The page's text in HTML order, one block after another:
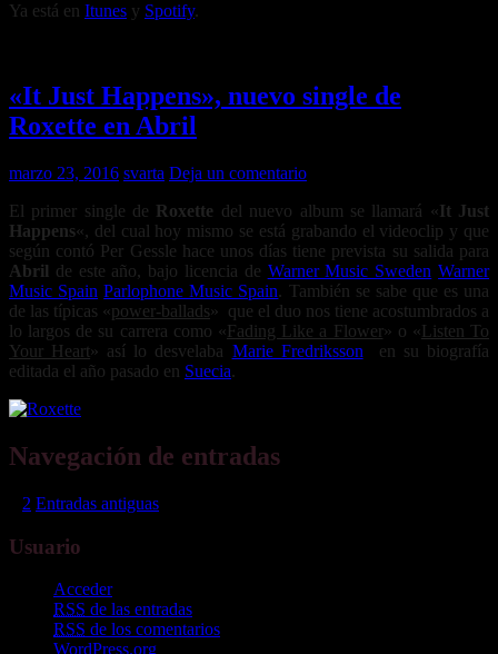
Ya está en Itunes y Spotify.
«It Just Happens», nuevo single de
Roxette en Abril
marzo 23, 2016 svarta Deja un comentario
El primer single de Roxette del nuevo album se llamará «It Just
Happens«, del cual hoy mismo se está grabando el videoclip y que
según contó Per Gessle hace unos días tiene prevista su salida para
Abril de este año, bajo licencia de Warner Music Sweden Warner
Music Spain Parlophone Music Spain. También se sabe que es una
de las típicas «power-ballads» que el duo nos tiene acostumbrados a
lo largos de su carrera como « Fading Like a Flower» o « Listen To
Your Heart» así lo desvelaba Marie Fredriksson en su biografía
editada el año pasado en Suecia.
Navegación de entradas
2 Entradas antiguas
Usuario
Acceder
RSS de las entradas
RSS de los comentarios
WordPress.org